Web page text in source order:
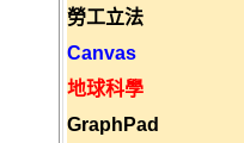
勞工立法
Canvas
地球科學
GraphPad